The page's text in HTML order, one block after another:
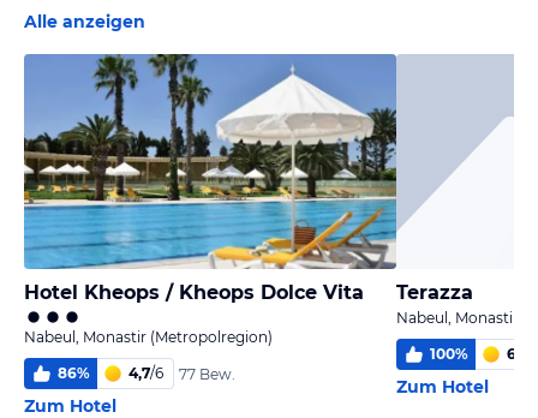
Alle anzeigen
Hotel Kheops / Kheops Dolce Vita
Nabeul, Monastir (Metropolregion)
86% 4,7/6 77 Bew.
Zum Hotel
Terazza
Nabeul, Monastir
100% 6
Zum Hotel